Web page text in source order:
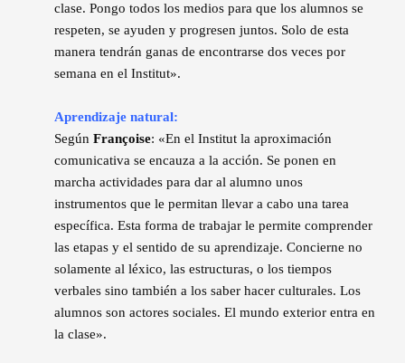
clase. Pongo todos los medios para que los alumnos se
respeten, se ayuden y progresen juntos. Solo de esta
manera tendrán ganas de encontrarse dos veces por
semana en el Institut».
Aprendizaje natural:
Según Françoise: «En el Institut la aproximación
comunicativa se encauza a la acción. Se ponen en
marcha actividades para dar al alumno unos
instrumentos que le permitan llevar a cabo una tarea
específica. Esta forma de trabajar le permite comprender
las etapas y el sentido de su aprendizaje. Concierne no
solamente al léxico, las estructuras, o los tiempos
verbales sino también a los saber hacer culturales. Los
alumnos son actores sociales. El mundo exterior entra en
la clase».